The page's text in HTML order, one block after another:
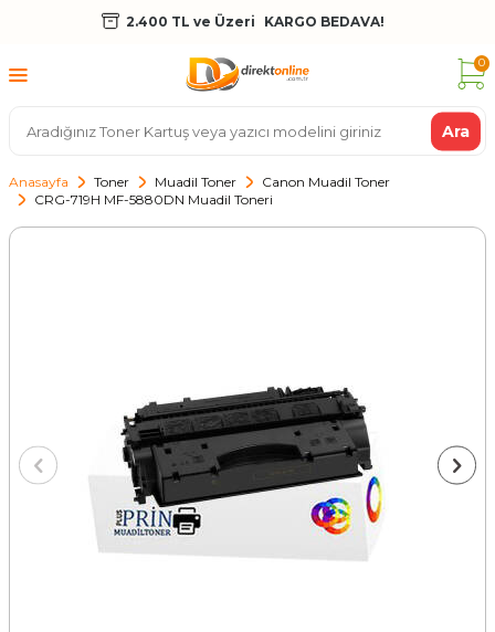
2.400 TL ve Üzeri KARGO BEDAVA!
Ara
0
Anasayfa Toner Muadil Toner
Canon Muadil Toner
CRG-719H MF-5880DN Muadil Toneri